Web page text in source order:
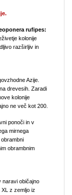
rufipes:
kolonije
razširljiv in
Azije.
drevesih. Zaradi
kolonije
ne več kot 200.
ponoči in v
mirnega
obrambnim
naravi običajno
z zemljo iz